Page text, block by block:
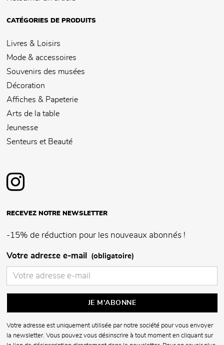
CATÉGORIES DE PRODUITS
Livres & Loisirs
Mode & accessoires
Souvenirs des musées
Décoration
Affiches & Papeterie
Arts de la table
Jeunesse
Senteurs et Beauté
RECEVEZ NOTRE NEWSLETTER
-15% de réduction pour les nouveaux abonnés !
Votre adresse e-mail (obligatoire)
Votre adresse est uniquement utilisée par notre société pour vous envoyer
la newsletter. Vous pouvez vous désinscrire à tout moment en cliquant sur